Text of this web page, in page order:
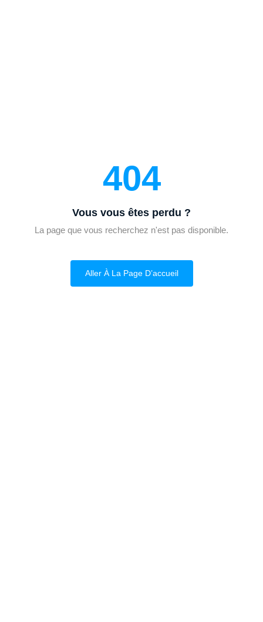
404
Vous vous êtes perdu ?
La page que vous recherchez n'est pas disponible.
Aller À La Page D’accueil